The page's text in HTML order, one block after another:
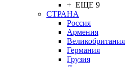
+ ЕЩЕ 9
СТРАНА
Россия
Армения
Великобритания
Германия
Грузия